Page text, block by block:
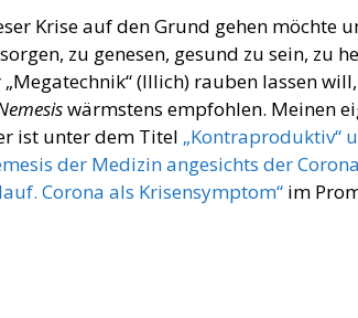
Krise auf den Grund gehen möchte
zu genesen, gesund zu sein, zu
(Illich) rauben lassen
wärmstens empfohlen. Meinen
ist unter dem Titel „Kontraproduktiv“
der Medizin angesichts der
Corona als Krisensymptom“ im